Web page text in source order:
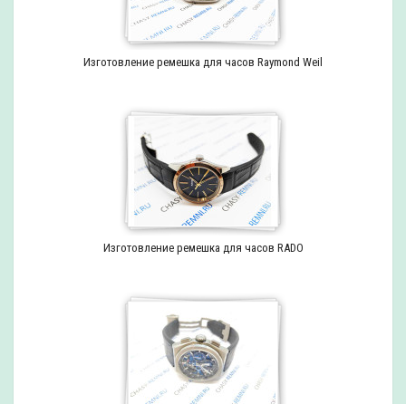
Изготовление ремешка для часов Raymond Weil
Изготовление ремешка для часов RADO